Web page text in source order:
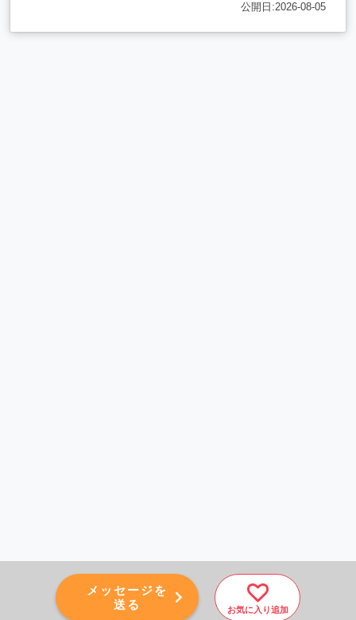
メッセージを
送る
お気に入り追加
公開日:2026-08-05